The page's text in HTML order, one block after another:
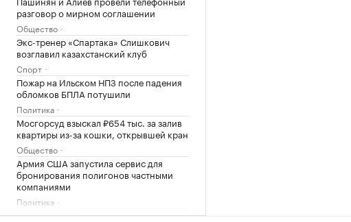
разговор о мирном соглашении
Общество
Экс-тренер «Спартака» Слишкович
возглавил казахстанский клуб
Спорт
Пожар на Ильском НПЗ после падения
обломков БПЛА потушили
Политика
Мосгорсуд взыскал ₽654 тыс. за залив
квартиры из-за кошки, открывшей кран
Общество
Армия США запустила сервис для
бронирования полигонов частными
компаниями
Политика
Собянин сообщил о 1984 дронах,